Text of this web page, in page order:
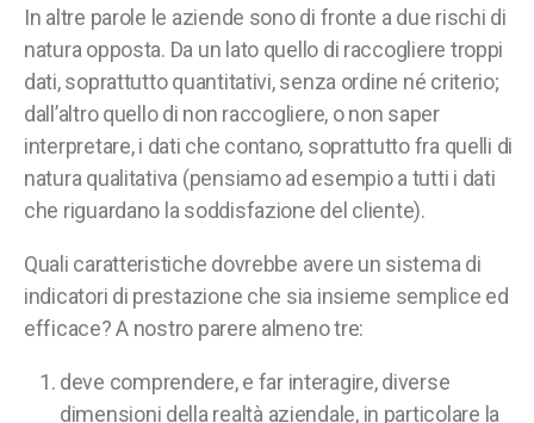
In altre parole le aziende sono di fronte a due rischi di
natura opposta. Da un lato quello di raccogliere troppi
dati, soprattutto quantitativi, senza ordine né criterio;
dall’altro quello di non raccogliere, o non saper
interpretare, i dati che contano, soprattutto fra quelli di
natura qualitativa (pensiamo ad esempio a tutti i dati
che riguardano la soddisfazione del cliente).
Quali caratteristiche dovrebbe avere un sistema di
indicatori di prestazione che sia insieme semplice ed
efficace? A nostro parere almeno tre:
deve comprendere, e far interagire, diverse
dimensioni della realtà aziendale, in particolare la